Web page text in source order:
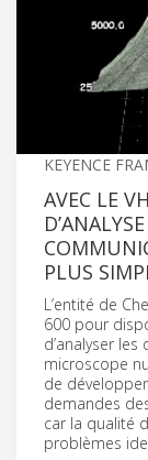
KEYENCE
AVEC LE
PLUS
L’entité de
600 pour
d’analyser
microscope
de
demandes
car la qualité
problèmes